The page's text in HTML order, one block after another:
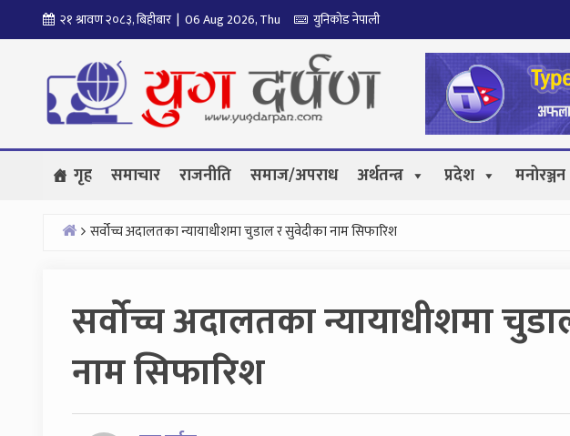
to
२१ श्रावण २०८३, बिहीबार | 06 Aug 2026, Thu युनिकोड नेपाली
गृह समाचार राजनीति समाज/अपराध अर्थतन्त्र प्रदेश मनोरञ्जन
सर्वोच्च अदालतका न्यायाधीशमा चुडाल र सुवेदीका नाम सिफारिश
सर्वोच्च अदालतका न्यायाधीशमा
नाम सिफारिश